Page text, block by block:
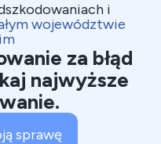
i
województwie
za błąd
najwyższe
sprawę